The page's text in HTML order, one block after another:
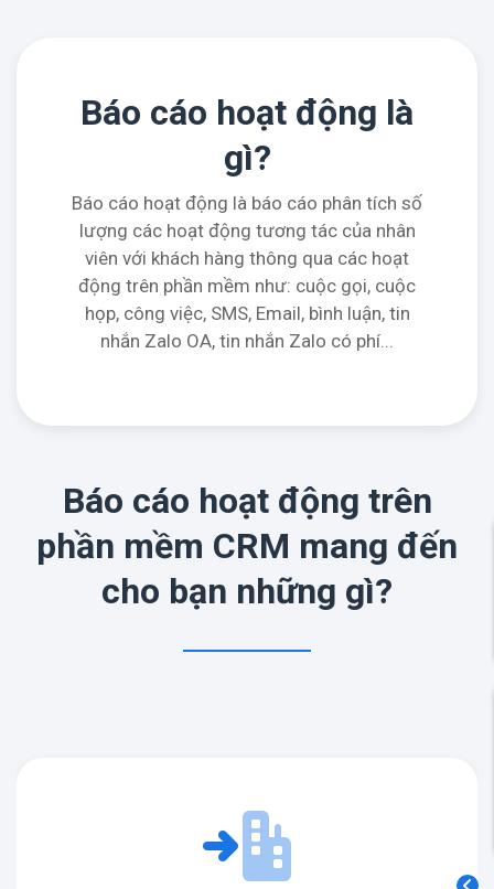
Báo cáo hoạt động là
gì?
Báo cáo hoạt động là báo cáo phân tích số
lượng các hoạt động tương tác của nhân
viên với khách hàng thông qua các hoạt
động trên phần mềm như: cuộc gọi, cuộc
họp, công việc, SMS, Email, bình luận, tin
nhắn Zalo OA, tin nhắn Zalo có phí...
Báo cáo hoạt động trên
phần mềm CRM mang đến
cho bạn những gì?